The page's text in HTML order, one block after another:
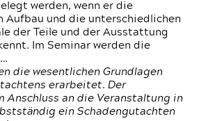
werden, wenn er die
Aufbau und die unterschiedlichen
der Teile und der Ausstattung
Im Seminar werden die
die wesentlichen Grundlagen
erarbeitet. Der
Anschluss an die Veranstaltung in
ein Schadengutachten